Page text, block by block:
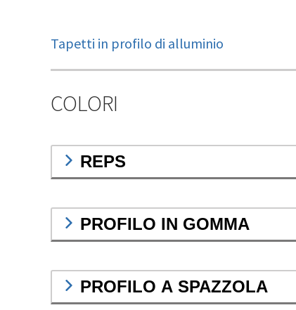
Tapetti in profilo di alluminio
COLORI
REPS
PROFILO IN GOMMA
PROFILO A SPAZZOLA